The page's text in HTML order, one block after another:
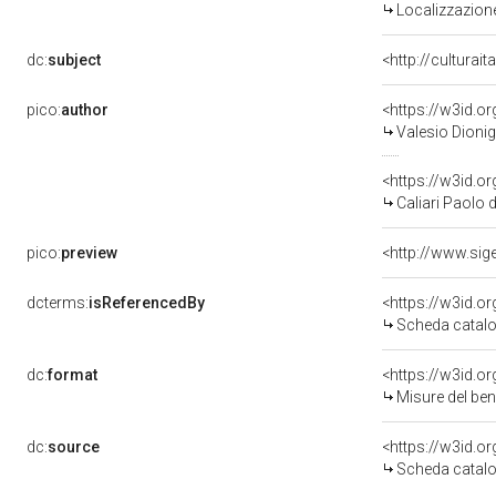
dc:subject <http://
pico:author
<https://
Valesio
<https://
Caliari Paolo
pico:preview <http://
dcterms:isReferencedBy
<https://
Scheda
dc:format
<https://
Misure del
dc:source
<https://
Scheda